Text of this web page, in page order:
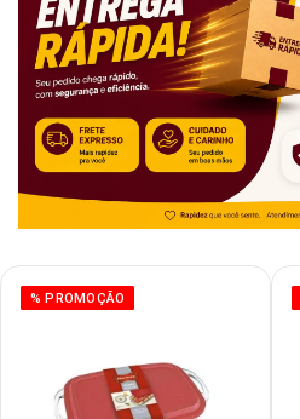
% PROMOÇÃO